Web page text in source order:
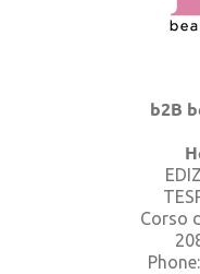
b2B
Corso
Phone: